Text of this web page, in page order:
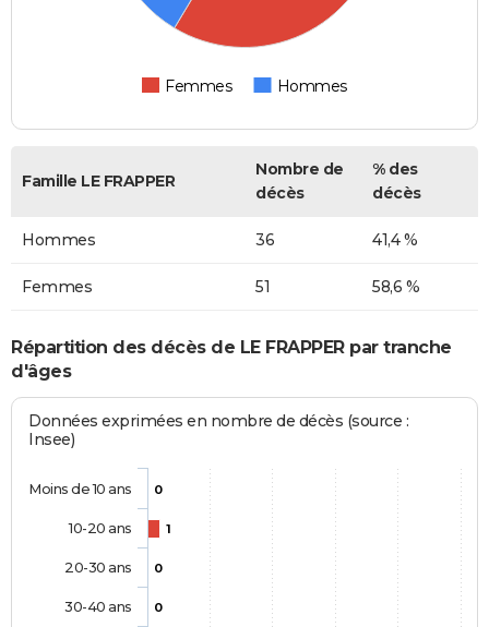
Femmes Hommes
Famille LE FRAPPER
Nombre de
décès
% des
décès
Hommes 36 41,4 %
Femmes 51 58,6 %
Répartition des décès de LE FRAPPER par tranche
d'âges
Données exprimées en nombre de décès (source :
Insee)
0
1
0
0
Moins de 10 ans
10-20 ans
20-30 ans
30-40 ans